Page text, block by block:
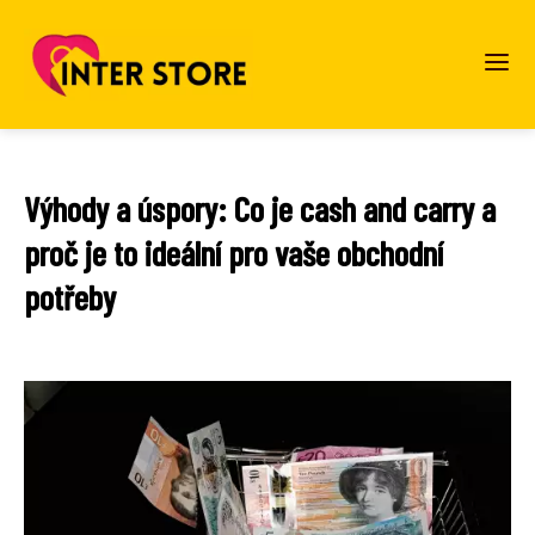
Výhody a úspory: Co je cash and carry a
proč je to ideální pro vaše obchodní
potřeby